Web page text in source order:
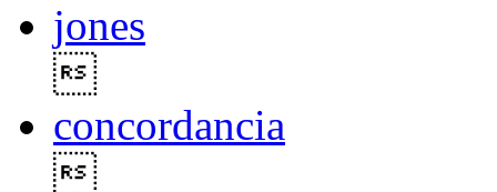
jones
concordancia